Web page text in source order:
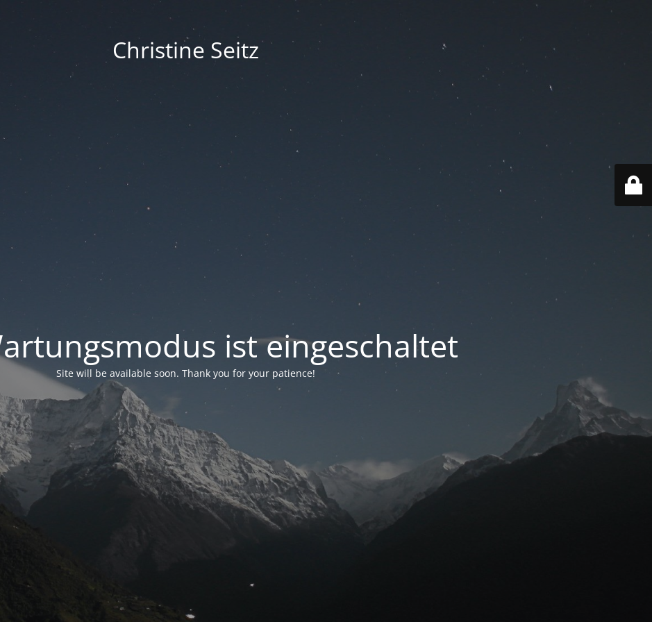
Christine Seitz
ist eingeschaltet
Site will be available soon. Thank you for your patience!